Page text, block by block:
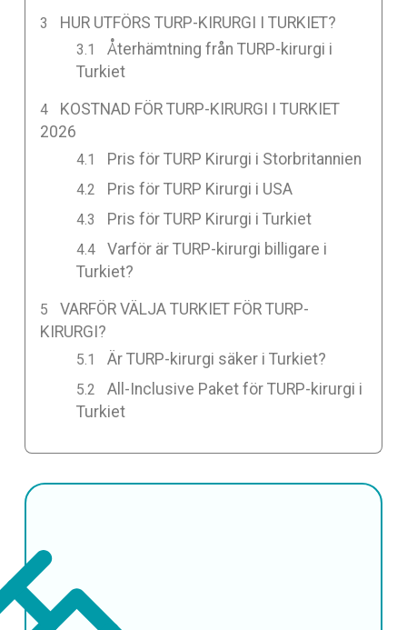
HUR UTFÖRS TURP-KIRURGI I TURKIET?
Återhämtning från TURP-kirurgi i
Turkiet
KOSTNAD FÖR TURP-KIRURGI I TURKIET
2026
Pris för TURP Kirurgi i Storbritannien
Pris för TURP Kirurgi i USA
Pris för TURP Kirurgi i Turkiet
Varför är TURP-kirurgi billigare i
Turkiet?
VARFÖR VÄLJA TURKIET FÖR TURP-
KIRURGI?
Är TURP-kirurgi säker i Turkiet?
All-Inclusive Paket för TURP-kirurgi i
Turkiet